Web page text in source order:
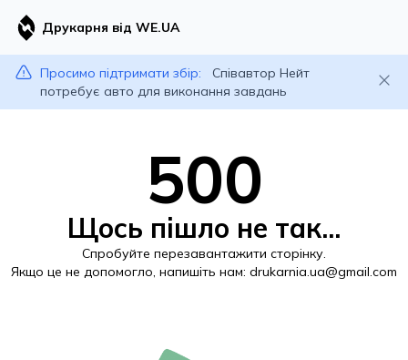
Друкарня від WE.UA
Просимо підтримати збір:
Співавтор Нейт
потребує авто для виконання завдань
500
Щось пішло не так...
Спробуйте перезавантажити сторінку.
Якщо це не допомогло, напишіть нам: drukarnia.ua@gmail.com